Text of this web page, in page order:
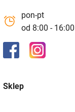
pon-pt
od 8:00 - 16:00
Sklep